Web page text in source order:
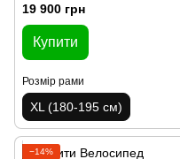
19 900 грн
Купити
Розмір рами
XL (180-195 см)
−14%